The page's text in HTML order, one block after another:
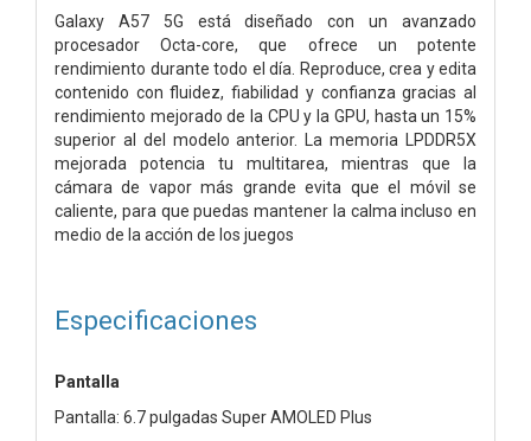
Galaxy A57 5G está diseñado con un avanzado
procesador Octa-core, que ofrece un potente
rendimiento durante todo el día. Reproduce, crea y edita
contenido con fluidez, fiabilidad y confianza gracias al
rendimiento mejorado de la CPU y la GPU, hasta un 15%
superior al del modelo anterior. La memoria LPDDR5X
mejorada potencia tu multitarea, mientras que la
cámara de vapor más grande evita que el móvil se
caliente, para que puedas mantener la calma incluso en
medio de la acción de los juegos
Especificaciones
Pantalla
Pantalla: 6.7 pulgadas Super AMOLED Plus